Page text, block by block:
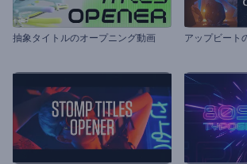
抽象タイトルのオープニング動画